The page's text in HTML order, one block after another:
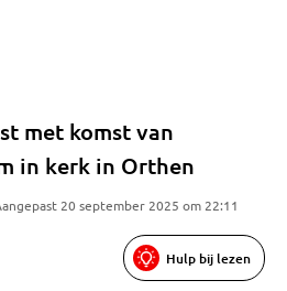
met komst van
in kerk in Orthen
20 september 2025 om 22:11
Hulp bij lezen